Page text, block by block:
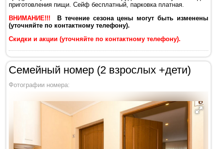
приготовления пищи. Сейф бесплатный, парковка платная.
ВНИМАНИЕ!!!
В течение сезона цены могут быть изменены
(уточняйте по контактному телефону).
Скидки и акции (уточняйте по контактному телефону).
Семейный номер (2 взрослых +дети)
Фотографии номера: